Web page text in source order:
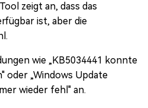
zeigt an, dass das
ist, aber die
wie „KB5034441 konnte
oder „Windows Update
wieder fehl" an.